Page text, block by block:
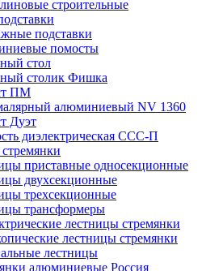
строительные
подставки
помосты
стол
столик Фишка
ПМ
алюминиевый NV 1360
Дуэт
диэлектрическая ССС-П
приставные односекционные
двухсекционные
трехсекционные
трансформеры
лестницы стремянки
лестницы стремянки
лестницы
алюминиевые Россия